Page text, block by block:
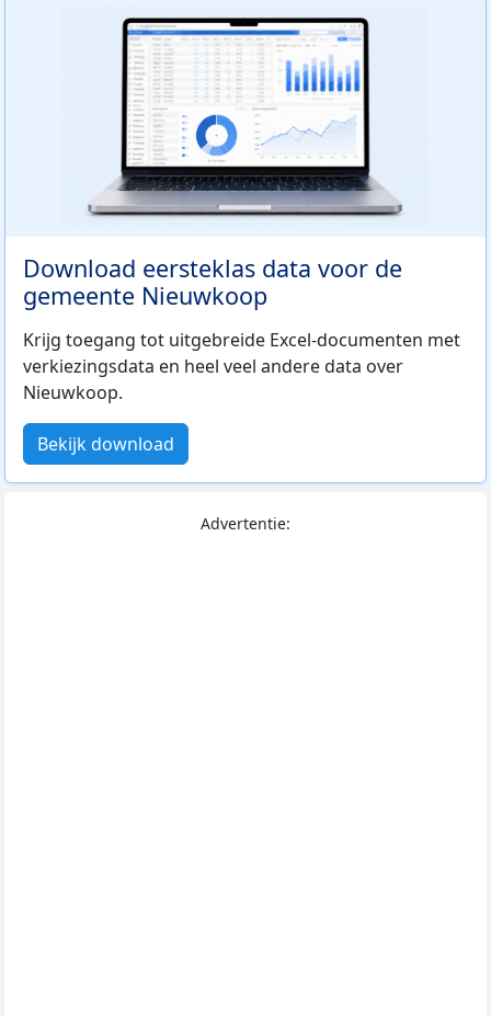
Download eersteklas data voor de
gemeente Nieuwkoop
Krijg toegang tot uitgebreide Excel-documenten met
verkiezingsdata en heel veel andere data over
Nieuwkoop.
Bekijk download
Advertentie: